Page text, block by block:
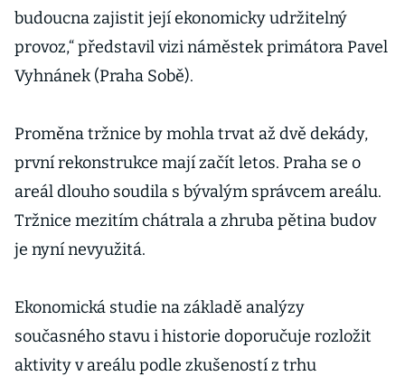
budoucna zajistit její ekonomicky udržitelný
provoz,“ představil vizi náměstek primátora Pavel
Vyhnánek (Praha Sobě).
Proměna tržnice by mohla trvat až dvě dekády,
první rekonstrukce mají začít letos. Praha se o
areál dlouho soudila s bývalým správcem areálu.
Tržnice mezitím chátrala a zhruba pětina budov
je nyní nevyužitá.
Ekonomická studie na základě analýzy
současného stavu i historie doporučuje rozložit
aktivity v areálu podle zkušeností z trhu